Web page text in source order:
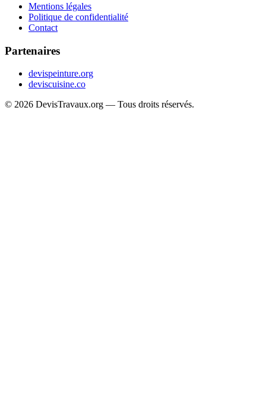
Mentions légales
Politique de confidentialité
Contact
Partenaires
devispeinture.org
deviscuisine.co
© 2026 DevisTravaux.org — Tous droits réservés.